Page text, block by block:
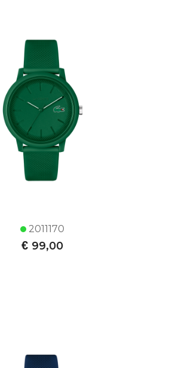
2011170
€ 99,00